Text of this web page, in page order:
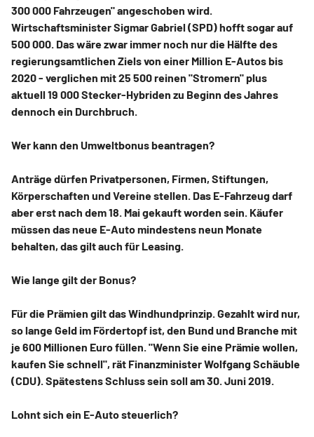
300 000 Fahrzeugen" angeschoben wird.
Wirtschaftsminister Sigmar Gabriel (SPD) hofft sogar auf
500 000. Das wäre zwar immer noch nur die Hälfte des
regierungsamtlichen Ziels von einer Million E-Autos bis
2020 - verglichen mit 25 500 reinen "Stromern" plus
aktuell 19 000 Stecker-Hybriden zu Beginn des Jahres
dennoch ein Durchbruch.
Wer kann den Umweltbonus beantragen?
Anträge dürfen Privatpersonen, Firmen, Stiftungen,
Körperschaften und Vereine stellen. Das E-Fahrzeug darf
aber erst nach dem 18. Mai gekauft worden sein. Käufer
müssen das neue E-Auto mindestens neun Monate
behalten, das gilt auch für Leasing.
Wie lange gilt der Bonus?
Für die Prämien gilt das Windhundprinzip. Gezahlt wird nur,
so lange Geld im Fördertopf ist, den Bund und Branche mit
je 600 Millionen Euro füllen. "Wenn Sie eine Prämie wollen,
kaufen Sie schnell", rät Finanzminister Wolfgang Schäuble
(CDU). Spätestens Schluss sein soll am 30. Juni 2019.
Lohnt sich ein E-Auto steuerlich?